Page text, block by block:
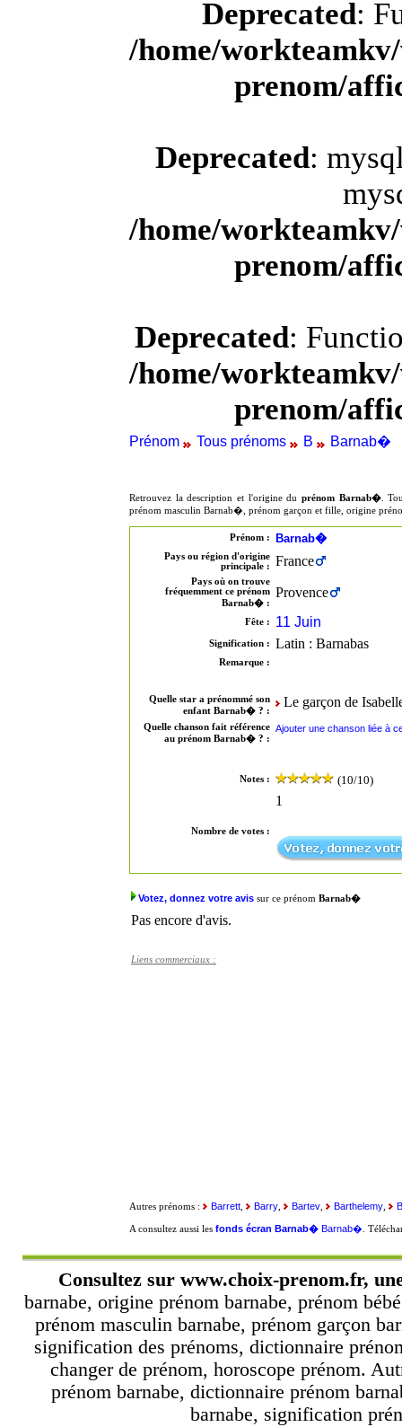
Deprecated:
/home/
prenom/
Deprecated:
/home/
prenom/
Deprecated:
/home/
prenom/
Prénom Tous prénoms B Barnab�
Retrouvez la description et l'origine du prénom Barnab�.
prénom masculin Barnab�, prénom garçon et fille, origine
Prénom : Barnab�
Pays ou région d'origine
principale :
France
Pays où on trouve
fréquemment ce prénom
Barnab� :
Provence
Fête : 11 Juin
Signification : Latin : Barnabas
Remarque :
Quelle star a prénommé son
enfant Barnab� ? :
Le garçon de
Quelle chanson fait référence
au prénom Barnab� ? :
Ajouter une chanson liée à
Notes : (10/10)
Nombre de votes :
1
Votez, donnez votre avis sur ce prénom Barnab�
Pas encore d'avis.
Liens commerciaux :
Autres prénoms : Barrett Barry Bartev Barthelemy
A consultez aussi les fonds écran Barnab� Barnab� .
Consultez sur www.choix-prenom.fr,
barnabe, origine prénom barnabe, prénom
prénom masculin barnabe, prénom garçon
signification des prénoms, dictionnaire
changer de prénom, horoscope prénom.
prénom barnabe, dictionnaire prénom
barnabe, signification